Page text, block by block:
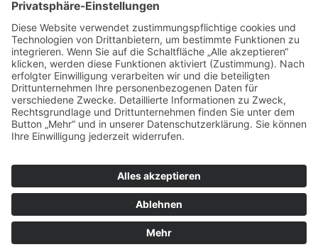
Impressum|Kontakt|Datenschutzerklärung |
Barrierefreiheitserklärung
Sauerland-Tourismus e.V. Johannes-Hummel-Weg 1 57392 Schmallenberg
T: +49 02974-96980 E: info@sauerland.com
Cookie-Einstellungen